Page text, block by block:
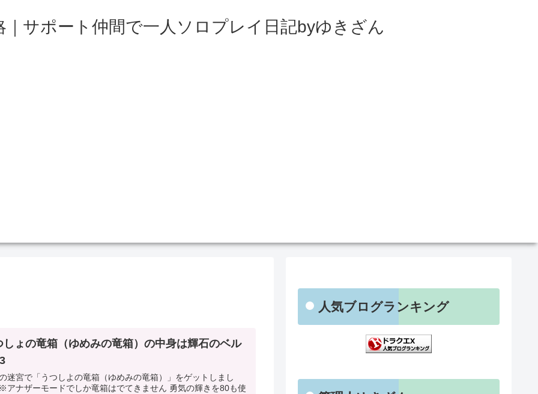
サポート仲間で一人ソロプレイ日記byゆきざん
しょの竜箱（ゆめみの竜箱）の中身は輝石のベル
迷宮で「うつしよの竜箱（ゆめみの竜箱）」をゲットしまし
アナザーモードでしか竜箱はでてきません 勇気の輝きを80も使
人気ブログランキング